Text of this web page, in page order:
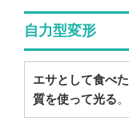
自力型変形
エサとして食べ
質を使って光る。